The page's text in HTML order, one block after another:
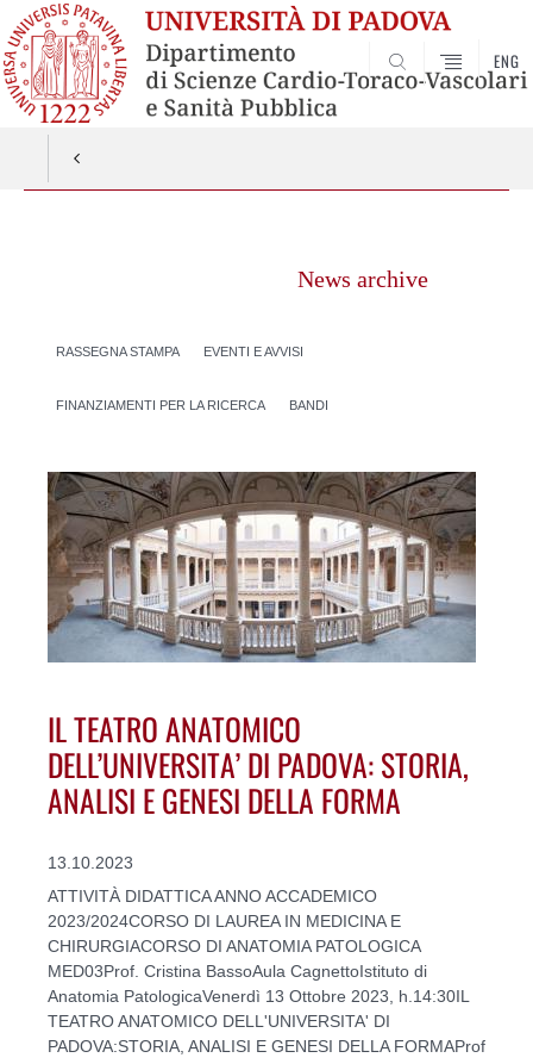
SEARCH
ENG
News archive
RASSEGNA STAMPA EVENTI E AVVISI
FINANZIAMENTI PER LA RICERCA BANDI
IL TEATRO ANATOMICO
DELL’UNIVERSITA’ DI PADOVA: STORIA,
ANALISI E GENESI DELLA FORMA
13.10.2023
ATTIVITÀ DIDATTICA ANNO ACCADEMICO
2023/2024CORSO DI LAUREA IN MEDICINA E
CHIRURGIACORSO DI ANATOMIA PATOLOGICA
MED03Prof. Cristina BassoAula CagnettoIstituto di
Anatomia PatologicaVenerdì 13 Ottobre 2023, h.14:30IL
TEATRO ANATOMICO DELL'UNIVERSITA' DI
PADOVA:STORIA, ANALISI E GENESI DELLA FORMAProf